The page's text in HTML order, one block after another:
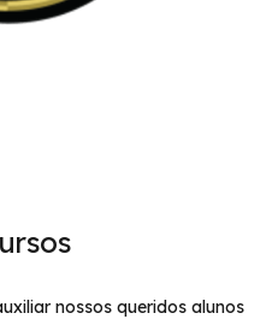
nossos queridos alunos